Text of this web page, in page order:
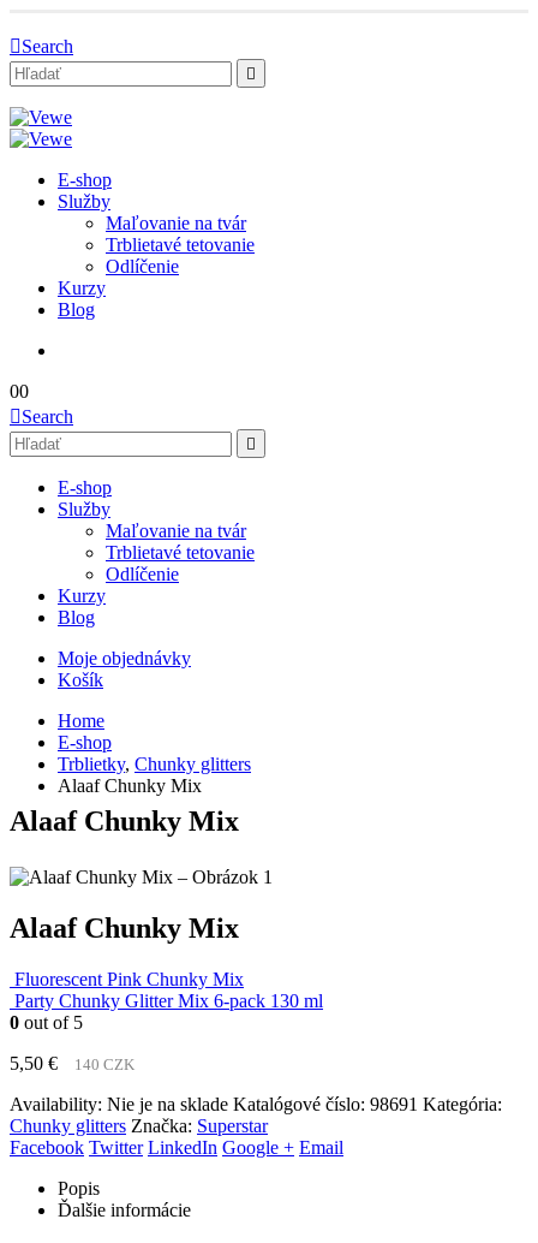
Search
E-shop
Služby
Maľovanie na tvár
Trblietavé tetovanie
Odlíčenie
Kurzy
Blog
00
Search
E-shop
Služby
Maľovanie na tvár
Trblietavé tetovanie
Odlíčenie
Kurzy
Blog
Moje objednávky
Košík
Home
E-shop
Trblietky, Chunky glitters
Alaaf Chunky Mix
Alaaf Chunky Mix
Alaaf Chunky Mix
Fluorescent Pink Chunky Mix
Party Chunky Glitter Mix 6-pack 130 ml
0 out of 5
5,50 € 140 CZK
Availability: Nie je na sklade Katalógové číslo: 98691 Kategória:
Chunky glitters Značka: Superstar
Facebook Twitter LinkedIn Google + Email
Popis
Ďalšie informácie